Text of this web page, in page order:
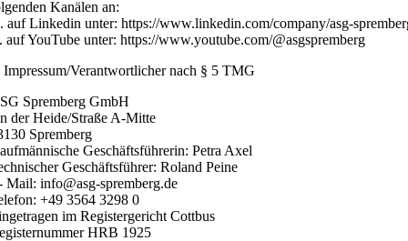
Kanälen an:
auf Linkedin unter: https://www.linkedin.com/company/asg-
auf YouTube unter: https://www.youtube.com/@asgspremberg
Impressum/Verantwortlicher nach § 5 TMG
Spremberg GmbH
der Heide/Straße A-Mitte
Spremberg
Geschäftsführerin: Petra Axel
Geschäftsführer: Roland Peine
Mail: info@asg-spremberg.de
+49 3564 3298 0
im Registergericht Cottbus
HRB 1925